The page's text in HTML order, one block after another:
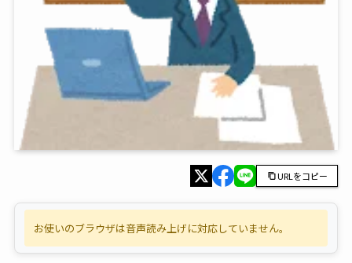
URLをコピー
お使いのブラウザは音声読み上げに対応していません。